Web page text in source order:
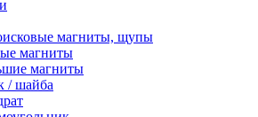
магниты, щупы
магниты
магниты
/ шайба